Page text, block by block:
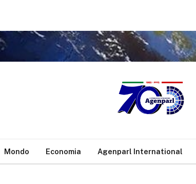
Mondo Economia Agenparl International